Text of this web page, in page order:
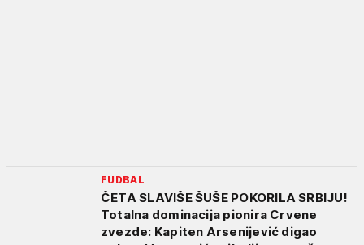
FUDBAL
ČETA SLAVIŠE ŠUŠE POKORILA SRBIJU!
Totalna dominacija pionira Crvene
zvezde: Kapiten Arsenijević digao